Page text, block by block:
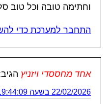
וחתימה טובה וכל טוב
התחבר למערכת כדי
אחד מחססדי ויזניץ
22/02/2026 בשעה 19:44:09